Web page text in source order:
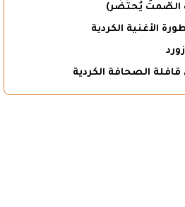
الصّمتُ يُحتَضَر)
الأغنية الكردية
الصحافة الكردية